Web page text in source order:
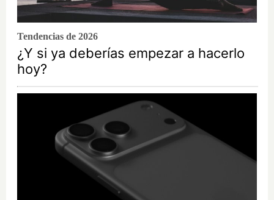
Tendencias de 2026
¿Y si ya deberías empezar a hacerlo
hoy?